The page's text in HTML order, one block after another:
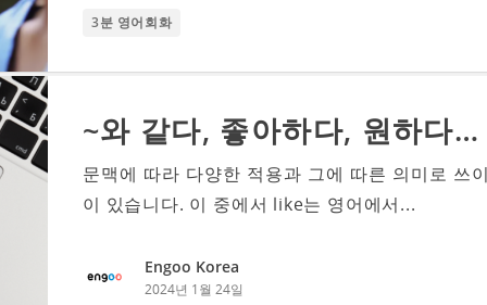
3분 영어회화
~와 같다, 좋아하다, 원하다
문맥에 따라 다양한 적용과 그에 따른 의미로 쓰
이 있습니다. 이 중에서 like는 영어에서...
Engoo Korea
2024년 1월 24일